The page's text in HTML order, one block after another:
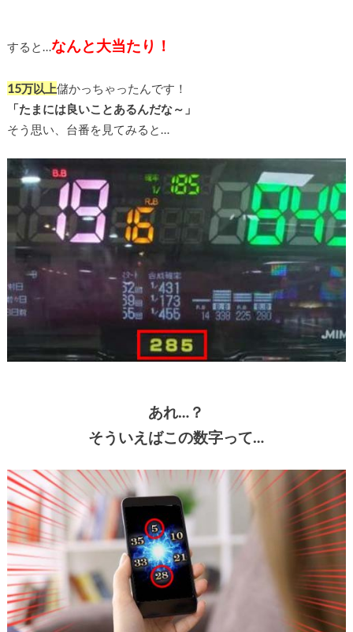
すると…なんと大当たり！
15万以上儲かっちゃったんです！
「たまには良いことあるんだな～」
そう思い、台番を見てみると…
あれ…？
そういえばこの数字って…